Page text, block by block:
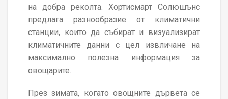
на добра реколта. Хортисмарт Солюшънс
предлага разнообразие от климатични
станции, които да събират и визуализират
климатичните данни с цел извличане на
максимално полезна информация за
овощарите.
През зимата, когато овощните дървета се